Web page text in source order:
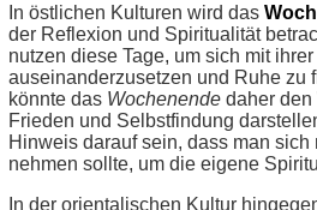
In östlichen Kulturen wird das
der Reflexion und Spiritualität
nutzen diese Tage, um sich mit
auseinanderzusetzen und Ruhe zu
könnte das Wochenende daher
Frieden und Selbstfindung
Hinweis darauf sein, dass man
nehmen sollte, um die eigene
In der orientalischen Kultur